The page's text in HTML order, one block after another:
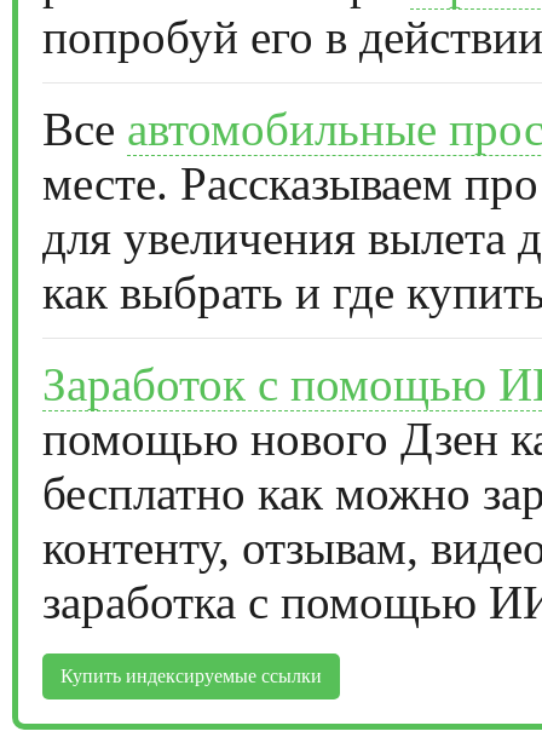
попробуй его в
Все автомобильные
месте. Рассказываем
для увеличения вылета
как выбрать и где
Заработок с помощью
помощью нового Дзен
бесплатно как можно
контенту, отзывам,
заработка с помощью
Купить индексируемые ссылки